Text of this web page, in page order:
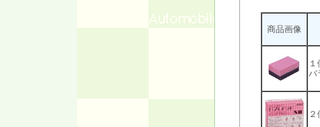
商品画像
バ